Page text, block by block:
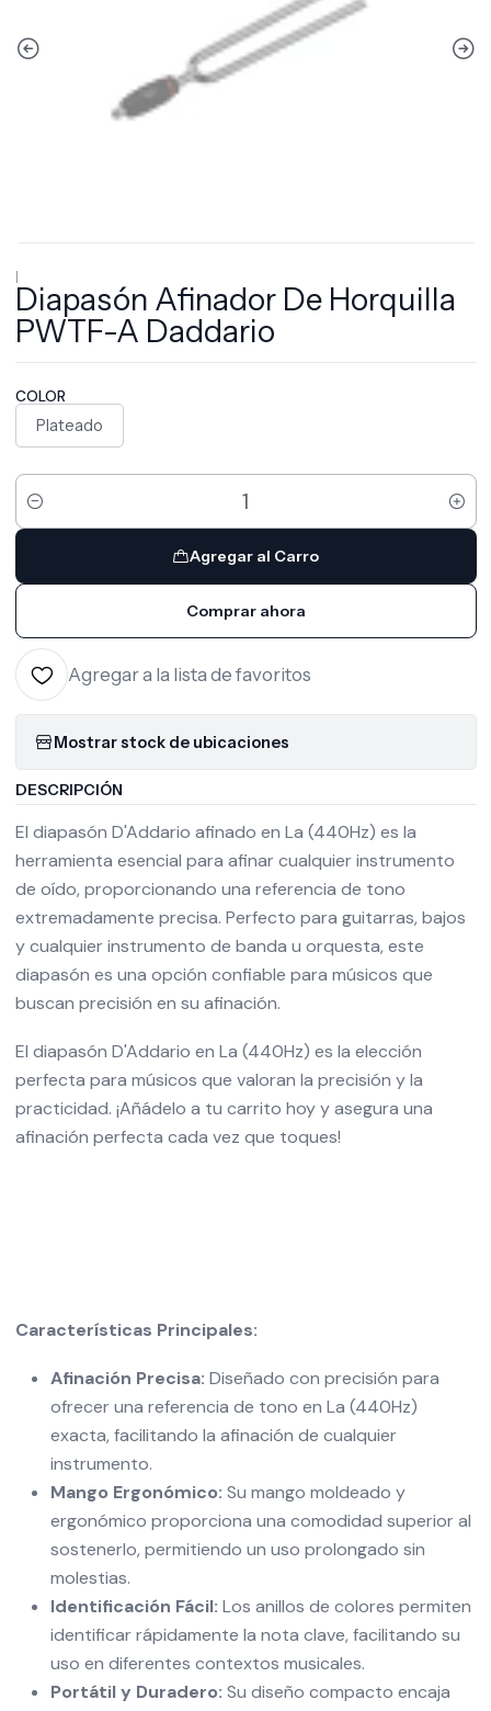
|
Diapasón Afinador De Horquilla
PWTF-A Daddario
COLOR
Plateado
Cantidad
Agregar al Carro
Comprar ahora
Agregar a la lista de favoritos
Mostrar stock de ubicaciones
DESCRIPCIÓN
El diapasón D'Addario afinado en La (440Hz) es la
herramienta esencial para afinar cualquier instrumento
de oído, proporcionando una referencia de tono
extremadamente precisa. Perfecto para guitarras, bajos
y cualquier instrumento de banda u orquesta, este
diapasón es una opción confiable para músicos que
buscan precisión en su afinación.
El diapasón D'Addario en La (440Hz) es la elección
perfecta para músicos que valoran la precisión y la
practicidad. ¡Añádelo a tu carrito hoy y asegura una
afinación perfecta cada vez que toques!
Características Principales:
Afinación Precisa: Diseñado con precisión para
ofrecer una referencia de tono en La (440Hz)
exacta, facilitando la afinación de cualquier
instrumento.
Mango Ergonómico: Su mango moldeado y
ergonómico proporciona una comodidad superior al
sostenerlo, permitiendo un uso prolongado sin
molestias.
Identificación Fácil: Los anillos de colores permiten
identificar rápidamente la nota clave, facilitando su
uso en diferentes contextos musicales.
Portátil y Duradero: Su diseño compacto encaja